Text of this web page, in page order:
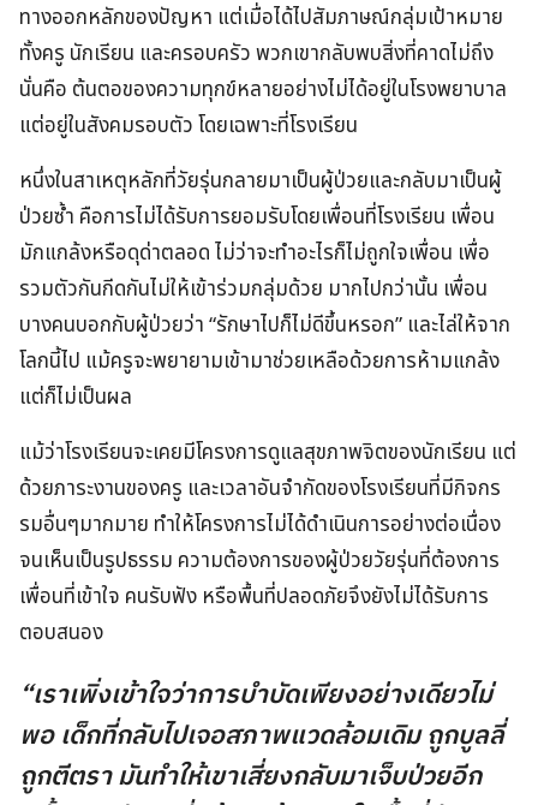
ทางออกหลักของปัญหา แต่เมื่อได้ไปสัมภาษณ์กลุ่มเป้าหมาย
ทั้งครู นักเรียน และครอบครัว พวกเขากลับพบสิ่งที่คาดไม่ถึง
นั่นคือ ต้นตอของความทุกข์หลายอย่างไม่ได้อยู่ในโรงพยาบาล
แต่อยู่ในสังคมรอบตัว โดยเฉพาะที่โรงเรียน
หนึ่งในสาเหตุหลักที่วัยรุ่นกลายมาเป็นผู้ป่วยและกลับมาเป็นผู้
ป่วยซ้ำ คือการไม่ได้รับการยอมรับโดยเพื่อนที่โรงเรียน เพื่อน
มักแกล้งหรือดุด่าตลอด ไม่ว่าจะทำอะไรก็ไม่ถูกใจเพื่อน เพื่อ
รวมตัวกันกีดกันไม่ให้เข้าร่วมกลุ่มด้วย มากไปกว่านั้น เพื่อน
บางคนบอกกับผู้ป่วยว่า “รักษาไปก็ไม่ดีขึ้นหรอก” และไล่ให้จาก
โลกนี้ไป แม้ครูจะพยายามเข้ามาช่วยเหลือด้วยการห้ามแกล้ง
แต่ก็ไม่เป็นผล
แม้ว่าโรงเรียนจะเคยมีโครงการดูแลสุขภาพจิตของนักเรียน แต่
ด้วยภาระงานของครู และเวลาอันจำกัดของโรงเรียนที่มีกิจกร
รมอื่นๆมากมาย ทำให้โครงการไม่ได้ดำเนินการอย่างต่อเนื่อง
จนเห็นเป็นรูปธรรม ความต้องการของผู้ป่วยวัยรุ่นที่ต้องการ
เพื่อนที่เข้าใจ คนรับฟัง หรือพื้นที่ปลอดภัยจึงยังไม่ได้รับการ
ตอบสนอง
“เราเพิ่งเข้าใจว่าการบำบัดเพียงอย่างเดียวไม่
พอ เด็กที่กลับไปเจอสภาพแวดล้อมเดิม ถูกบูลลี่
ถูกตีตรา มันทำให้เขาเสี่ยงกลับมาเจ็บป่วยอีก